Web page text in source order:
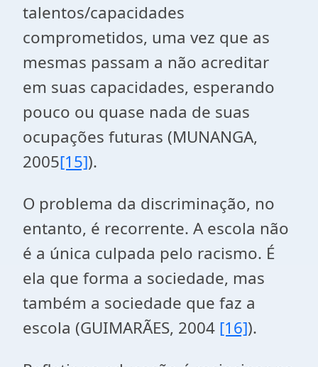
talentos/capacidades
comprometidos, uma vez que as
mesmas passam a não acreditar
em suas capacidades, esperando
pouco ou quase nada de suas
ocupações futuras (MUNANGA,
2005[15]).
O problema da discriminação, no
entanto, é recorrente. A escola não
é a única culpada pelo racismo. É
ela que forma a sociedade, mas
também a sociedade que faz a
escola (GUIMARÃES, 2004 [16]).